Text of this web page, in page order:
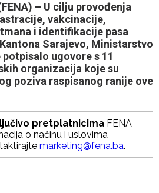
– U cilju provođenja
vakcinacije,
i identifikacije pasa
Sarajevo, Ministarstvo
ugovore s 11
organizacija koje su
poziva raspisanog ranije ove
pretplatnicima FENA
o načinu i uslovima
marketing@fena.ba.